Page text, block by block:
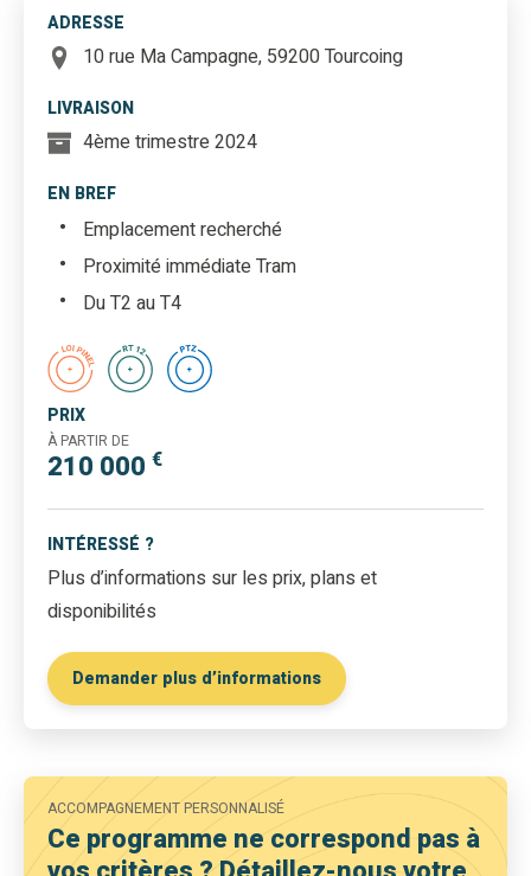
ADRESSE
10 rue Ma Campagne, 59200 Tourcoing
LIVRAISON
4ème trimestre 2024
EN BREF
Emplacement recherché
Proximité immédiate Tram
Du T2 au T4
PRIX
À PARTIR DE
210 000 €
INTÉRESSÉ ?
Plus d’informations sur les prix, plans et
disponibilités
Demander plus d’informations
ACCOMPAGNEMENT PERSONNALISÉ
Ce programme ne correspond pas à